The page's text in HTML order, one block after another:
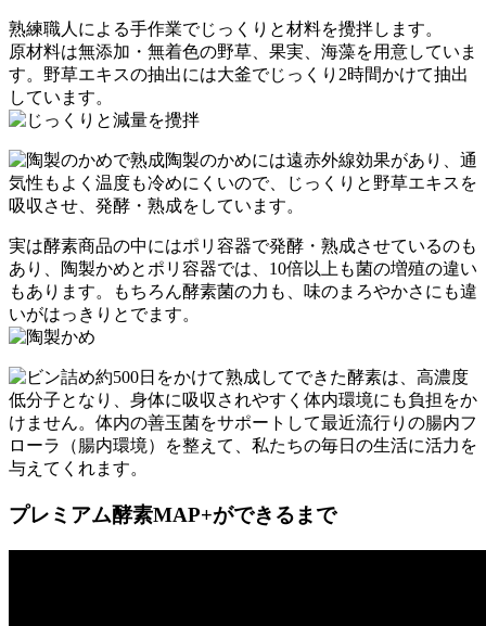
熟練職人による手作業でじっくりと材料を攪拌します。
原材料は無添加・無着色の野草、果実、海藻を用意していま
す。野草エキスの抽出には大釜でじっくり2時間かけて抽出
しています。
陶製のかめには遠赤外線効果があり、通
気性もよく温度も冷めにくいので、じっくりと野草エキスを
吸収させ、発酵・熟成をしています。
実は酵素商品の中にはポリ容器で発酵・熟成させているのも
あり、陶製かめとポリ容器では、10倍以上も菌の増殖の違い
もあります。もちろん酵素菌の力も、味のまろやかさにも違
いがはっきりとでます。
約500日をかけて熟成してできた酵素は、高濃度
低分子となり、身体に吸収されやすく体内環境にも負担をか
けません。体内の善玉菌をサポートして最近流行りの腸内フ
ローラ（腸内環境）を整えて、私たちの毎日の生活に活力を
与えてくれます。
プレミアム酵素MAP+ができるまで